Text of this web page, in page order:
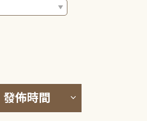
位排序 (升降冪)
發佈時間 按發佈時間